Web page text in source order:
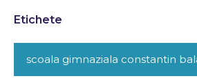
Etichete
scoala gimnaziala constantin